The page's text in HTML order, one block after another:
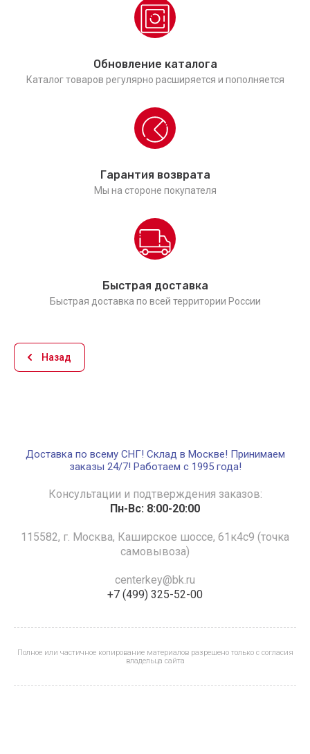
Обновление каталога
Каталог товаров регулярно расширяется и пополняется
Гарантия возврата
Мы на стороне покупателя
Быстрая доставка
Быстрая доставка по всей территории России
Назад
Доставка по всему СНГ! Склад в Москве! Принимаем
заказы 24/7! Работаем с 1995 года!
Консультации и подтверждения заказов:
Пн-Вс: 8:00-20:00
115582, г. Москва, Каширское шоссе, 61к4с9 (точка
самовывоза)
centerkey@bk.ru
+7 (499) 325-52-00
Полное или частичное копирование материалов разрешено только с согласия
владельца сайта